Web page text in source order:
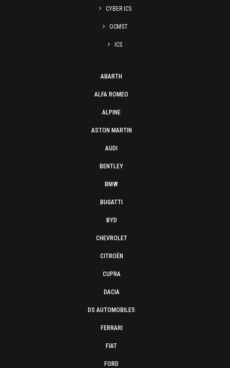
CYBER ICS
OCMST
ICS
ABARTH
ALFA ROMEO
ALPINE
ASTON MARTIN
AUDI
BENTLEY
BMW
BUGATTI
BYD
CHEVROLET
CITROËN
CUPRA
DACIA
DS AUTOMOBILES
FERRARI
FIAT
FORD